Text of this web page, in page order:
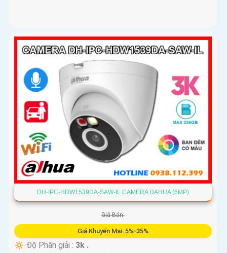
DH-IPC-HDW1539DA-SAW-IL CAMERA DAHUA (5MP)
Giá Bán:
Giá Khuyến Mại: 5%-35%
🔅 Độ Phân giải : 3k .